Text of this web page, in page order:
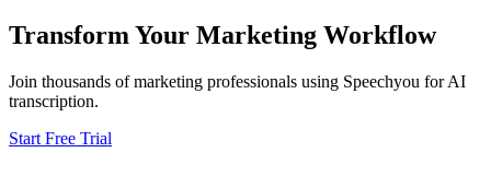
Transform Your Marketing Workflow
Join thousands ofmarketing professionals using Speechyou for AI
transcription.
Start Free Trial